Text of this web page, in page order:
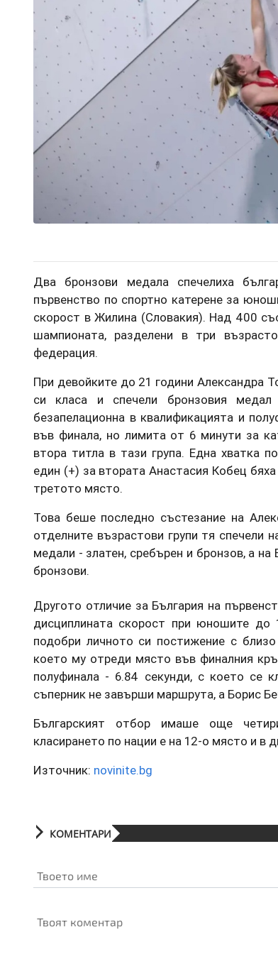
Два бронзови медала спечелиха
първенство по спортно катерене за
скорост в Жилина (Словакия). Над 400
шампионата, разделени в три
федерация.
При девойките до 21 години Александра
си класа и спечели бронзовия
безапелационна в квалификацията и
във финала, но лимита от 6 минути за
втора титла в тази група. Една хватка
един (+) за втората Анастасия Кобец
третото място.
Това беше последно състезание на
отделните възрастови групи тя спечели
медали - златен, сребърен и бронзов, а
бронзови.
Другото отличие за България на
дисциплината скорост при юношите
подобри личното си постижение с
което му отреди място във финалния
полуфинала - 6.84 секунди, с което се
съперник не завърши маршрута, а Борис
Българският отбор имаше още
класирането по нации е на 12-о място и в
Източник: novinite.bg
КОМЕНТАРИ
Твоето име
Твоят коментар